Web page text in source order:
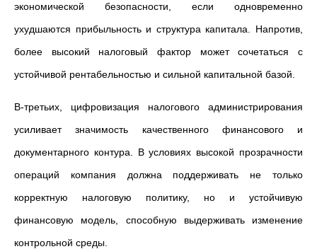
экономической безопасности, если одновременно
ухудшаются прибыльность и структура капитала. Напротив,
более высокий налоговый фактор может сочетаться с
устойчивой рентабельностью и сильной капитальной базой.
В-третьих, цифровизация налогового администрирования
усиливает значимость качественного финансового и
документарного контура. В условиях высокой прозрачности
операций компания должна поддерживать не только
корректную налоговую политику, но и устойчивую
финансовую модель, способную выдерживать изменение
контрольной среды.